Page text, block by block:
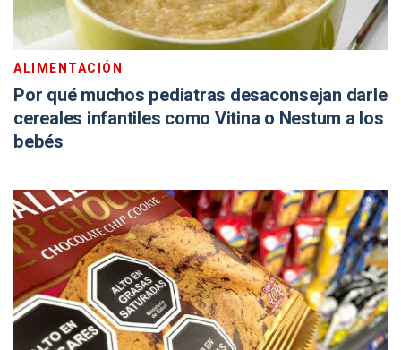
ALIMENTACIÓN
Por qué muchos pediatras desaconsejan darle
cereales infantiles como Vitina o Nestum a los
bebés